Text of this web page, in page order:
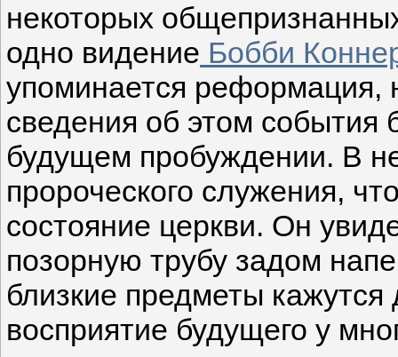
некоторых
одно видение Бобби
упоминается реформация,
сведения об этом
будущем пробуждении. В
пророческого служения,
состояние церкви. Он
позорную трубу задом
близкие предметы
восприятие будущего у